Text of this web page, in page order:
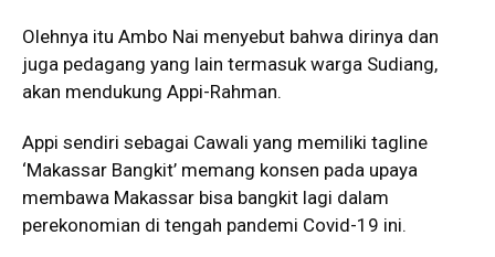
Olehnya itu Ambo Nai menyebut bahwa dirinya dan
juga pedagang yang lain termasuk warga Sudiang,
akan mendukung Appi-Rahman.
Appi sendiri sebagai Cawali yang memiliki tagline
‘Makassar Bangkit’ memang konsen pada upaya
membawa Makassar bisa bangkit lagi dalam
perekonomian di tengah pandemi Covid-19 ini.